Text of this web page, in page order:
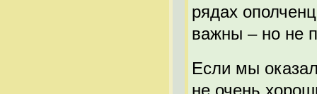
рядах
важны – но не
Если мы
не очень